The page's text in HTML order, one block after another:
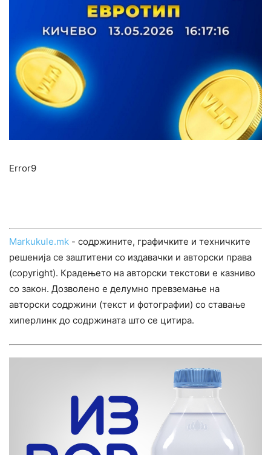
Error9
Markukule.mk - содржините, графичките и техничките
решенија се заштитени со издавачки и авторски права
(copyright). Крадењето на авторски текстови е казниво
со закон. Дозволено е делумно превземање на
авторски содржини (текст и фотографии) со ставање
хиперлинк до содржината што се цитира.